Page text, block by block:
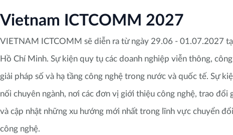
Vietnam ICTCOMM 2027
VIETNAM ICTCOMM sẽ diễn ra từ ngày 29.06 - 01.07.2027
Hồ Chí Minh. Sự kiện quy tụ các doanh nghiệp viễn thông,
giải pháp số và hạ tầng công nghệ trong nước và quốc tế. Sự
nối chuyên ngành, nơi các đơn vị giới thiệu công nghệ, trao đổi
và cập nhật những xu hướng mới nhất trong lĩnh vực chuyển
công nghệ.